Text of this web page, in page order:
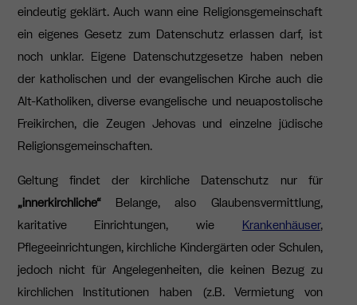
eindeutig geklärt. Auch wann eine Religionsgemeinschaft
ein eigenes Gesetz zum Datenschutz erlassen darf, ist
noch unklar. Eigene Datenschutzgesetze haben neben
der katholischen und der evangelischen Kirche auch die
Alt-Katholiken, diverse evangelische und neuapostolische
Freikirchen, die Zeugen Jehovas und einzelne jüdische
Religionsgemeinschaften.
Geltung findet der kirchliche Datenschutz nur für
„innerkirchliche“Belange, also Glaubensvermittlung,
karitative Einrichtungen, wie Krankenhäuser,
Pflegeeinrichtungen, kirchliche Kindergärten oder Schulen,
jedoch nicht für Angelegenheiten, die keinen Bezug zu
kirchlichen Institutionen haben (z.B. Vermietung von